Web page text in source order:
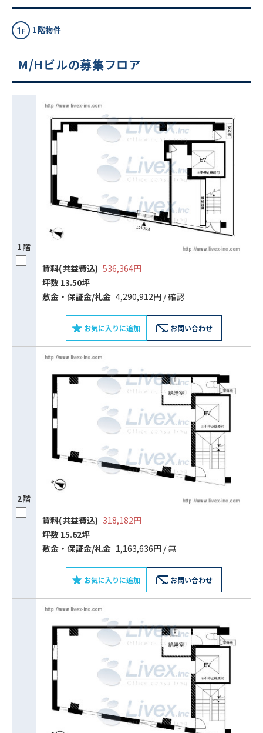
1階物件
M/Hビルの募集フロア
1階
賃料(共益費込) 536,364円
坪数 13.50坪
敷⾦‧保証⾦/礼⾦ 4,290,912円 / 確認
お気に入りに追加 お問い合わせ
2階
賃料(共益費込) 318,182円
坪数 15.62坪
敷⾦‧保証⾦/礼⾦ 1,163,636円 / 無
お気に入りに追加 お問い合わせ